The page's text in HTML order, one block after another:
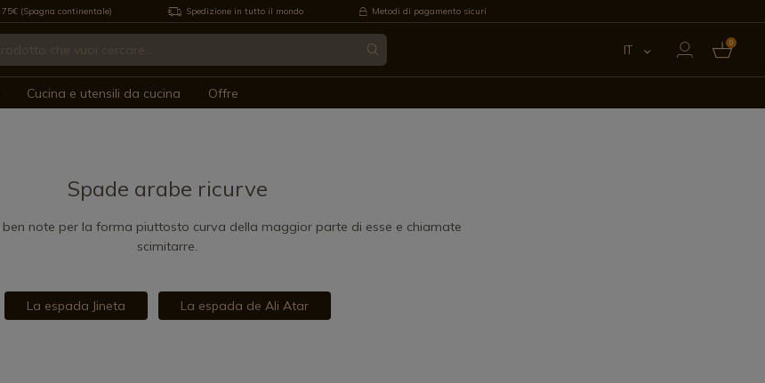
(Spagna continentale) Spedizione in tutto il mondo Metodi di pagamento sicuri
IT 0
Cucina e utensili da cucina Offre
Spade arabe ricurve
note per la forma piuttosto curva della maggior parte di esse e chiamate
scimitarre.
La espada Jineta La espada de Ali Atar